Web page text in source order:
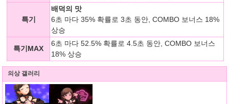
특기
배덕의 맛
6초 마다 35% 확률로 3초 동안, COMBO 보너스 18%
상승
특기MAX
6초 마다 52.5% 확률로 4.5초 동안, COMBO 보너스
18% 상승
의상 갤러리